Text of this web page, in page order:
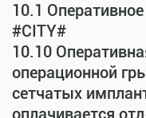
10.1
#CITY#
10.10
операционной
сетчатых
оплачивается